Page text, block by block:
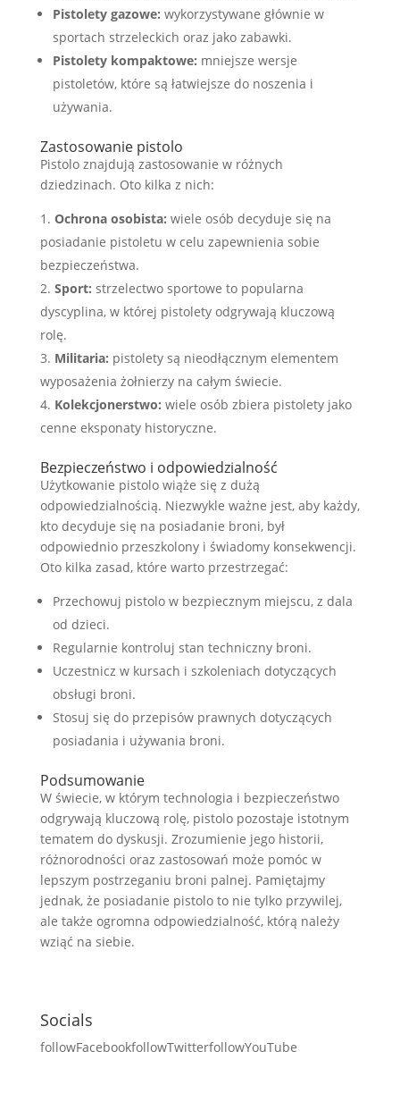
Pistolety gazowe: wykorzystywane głównie w
sportach strzeleckich oraz jako zabawki.
Pistolety kompaktowe: mniejsze wersje
pistoletów, które są łatwiejsze do noszenia i
używania.
Zastosowanie pistolo
Pistolo znajdują zastosowanie w różnych
dziedzinach. Oto kilka z nich:
Ochrona osobista: wiele osób decyduje się na
posiadanie pistoletu w celu zapewnienia sobie
bezpieczeństwa.
Sport: strzelectwo sportowe to popularna
dyscyplina, w której pistolety odgrywają kluczową
rolę.
Militaria: pistolety są nieodłącznym elementem
wyposażenia żołnierzy na całym świecie.
Kolekcjonerstwo: wiele osób zbiera pistolety jako
cenne eksponaty historyczne.
Bezpieczeństwo i odpowiedzialność
Użytkowanie pistolo wiąże się z dużą
odpowiedzialnością. Niezwykle ważne jest, aby każdy,
kto decyduje się na posiadanie broni, był
odpowiednio przeszkolony i świadomy konsekwencji.
Oto kilka zasad, które warto przestrzegać:
Przechowuj pistolo w bezpiecznym miejscu, z dala
od dzieci.
Regularnie kontroluj stan techniczny broni.
Uczestnicz w kursach i szkoleniach dotyczących
obsługi broni.
Stosuj się do przepisów prawnych dotyczących
posiadania i używania broni.
Podsumowanie
W świecie, w którym technologia i bezpieczeństwo
odgrywają kluczową rolę, pistolo pozostaje istotnym
tematem do dyskusji. Zrozumienie jego historii,
różnorodności oraz zastosowań może pomóc w
lepszym postrzeganiu broni palnej. Pamiętajmy
jednak, że posiadanie pistolo to nie tylko przywilej,
ale także ogromna odpowiedzialność, którą należy
wziąć na siebie.
Socials
followFacebookfollowTwitterfollowYouTube